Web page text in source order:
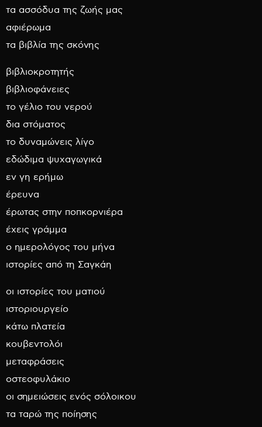
τα ασσόδυα της ζωής μας
αφιέρωμα
τα βιβλία της σκόνης
βιβλιοκροτητής
βιβλιοφάνειες
το γέλιο του νερού
δια στόματος
το δυναμώνεις λίγο
εδώδιμα ψυχαγωγικά
εν γη ερήμω
έρευνα
έρωτας στην ποπκορνιέρα
έχεις γράμμα
ο ημερολόγος του μήνα
ιστορίες από τη Σαγκάη
οι ιστορίες του ματιού
ιστοριουργείο
κάτω πλατεία
κουβεντολόι
μεταφράσεις
οστεοφυλάκιο
οι σημειώσεις ενός σόλοικου
τα ταρώ της ποίησης